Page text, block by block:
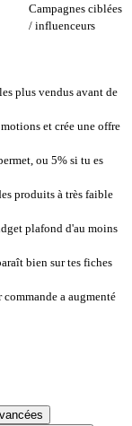
Campagnes ciblées
/ influenceurs
plus vendus avant de
et crée une offre
ou 5% si tu es
produits à très faible
plafond d'au moins
bien sur tes fiches
a augmenté